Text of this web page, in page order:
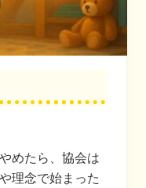
めたら、協会は
理念で始まった